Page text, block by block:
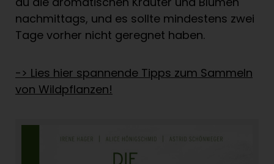
nachmittags, und es sollte mindestens zwei
Tage vorher nicht geregnet haben.
-> Lies hier spannende Tipps zum Sammeln
von Wildpflanzen!